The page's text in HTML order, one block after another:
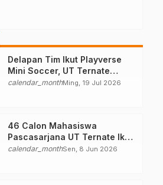
Delapan Tim Ikut Playverse
Mini Soccer, UT Ternate
Perkuat Kolaborasi
calendar_monthMing, 19 Jul 2026
46 Calon Mahasiswa
Pascasarjana UT Ternate Ikuti
Seleksi
calendar_monthSen, 8 Jun 2026